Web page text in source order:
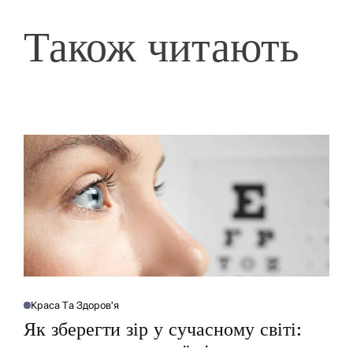
Також читають
О
У
Б
Краса Та Здоров'я
Як зберегти зір у сучасному світі: